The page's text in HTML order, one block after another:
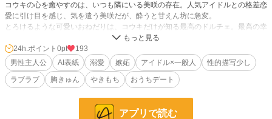
コウキの心を癒やすのは、いつも隣にいる美咲の存在。人気アイドルとの格差恋
愛に引け目を感じ、気を遣う美咲だが、酔うと甘えん坊に急変。
とろけるような可愛いおねだりは、コウキだけが知る最高のドルチェ。最高の幸
せに包まれる、甘い夜の様子を、コウキの視点でお届けします。
アイドルだって、普通に恋して嫉妬もする。そんな裏側をのぞき見してください
♡
「国宝級イケメンとのキスは最上級に甘いドルチェみたいに、私をとろけさせま
24h.ポイント 0pt
193
男性主人公
AI表紙 溺愛 嫉妬 アイドル×一般人
性的描写少し
ラブラブ
胸きゅん やきもち おうちデート
アプリで読む